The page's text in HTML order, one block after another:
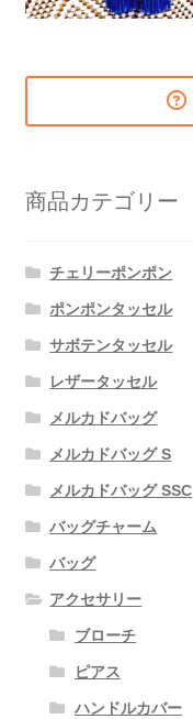
商品カテゴリー
チェリーポンポン
ポンポンタッセル
サボテンタッセル
レザータッセル
メルカドバッグ
メルカドバッグ S
メルカドバッグ SSC
バッグチャーム
バッグ
アクセサリー
ブローチ
ピアス
ハンドルカバー